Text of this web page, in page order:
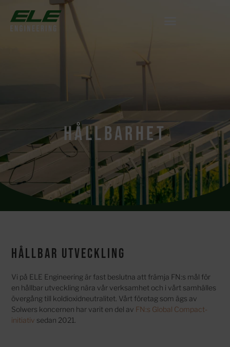
HÅLLBARHET
Hållbar utveckling
Vi på ELE Engineering är fast beslutna att främja FN:s mål för
en hållbar utveckling nära vår verksamhet och i vårt samhälles
övergång till koldioxidneutralitet. Vårt företag som ägs av
Solwers koncernen har varit en del av FN:s Global Compact-
initiativ sedan 2021.